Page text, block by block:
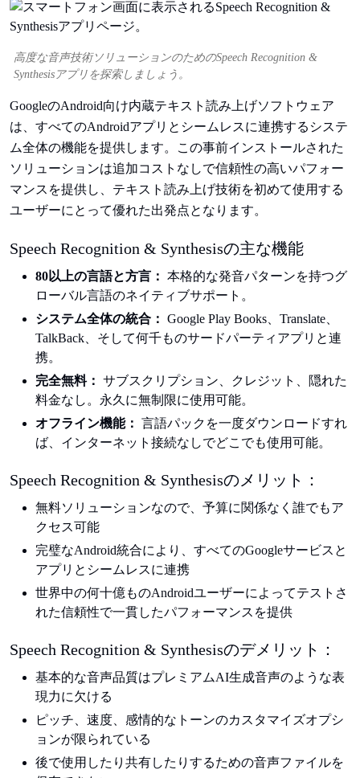
高度な音声技術ソリューションのためのSpeech Recognition &
Synthesisアプリを探索しましょう。
GoogleのAndroid向け内蔵テキスト読み上げソフトウェア
は、すべてのAndroidアプリとシームレスに連携するシステ
ム全体の機能を提供します。この事前インストールされた
ソリューションは追加コストなしで信頼性の高いパフォー
マンスを提供し、テキスト読み上げ技術を初めて使用する
ユーザーにとって優れた出発点となります。
Speech Recognition & Synthesisの主な機能
80以上の言語と方言： 本格的な発音パターンを持つグ
ローバル言語のネイティブサポート。
システム全体の統合： Google Play Books、Translate、
TalkBack、そして何千ものサードパーティアプリと連
携。
完全無料： サブスクリプション、クレジット、隠れた
料金なし。永久に無制限に使用可能。
オフライン機能： 言語パックを一度ダウンロードすれ
ば、インターネット接続なしでどこでも使用可能。
Speech Recognition & Synthesisのメリット：
無料ソリューションなので、予算に関係なく誰でもア
クセス可能
完璧なAndroid統合により、すべてのGoogleサービスと
アプリとシームレスに連携
世界中の何十億ものAndroidユーザーによってテストさ
れた信頼性で一貫したパフォーマンスを提供
Speech Recognition & Synthesisのデメリット：
基本的な音声品質はプレミアムAI生成音声のような表
現力に欠ける
ピッチ、速度、感情的なトーンのカスタマイズオプシ
ョンが限られている
後で使用したり共有したりするための音声ファイルを